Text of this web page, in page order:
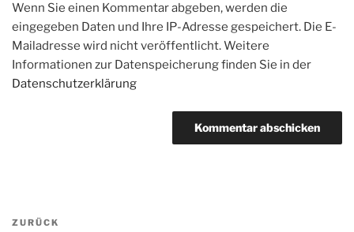
Wenn Sie einen Kommentar abgeben, werden die
eingegeben Daten und Ihre IP-Adresse gespeichert. Die E-
Mailadresse wird nicht veröffentlicht. Weitere
Informationen zur Datenspeicherung finden Sie in der
Datenschutzerklärung
Beitragsnavigation
Vorheriger
ZURÜCK